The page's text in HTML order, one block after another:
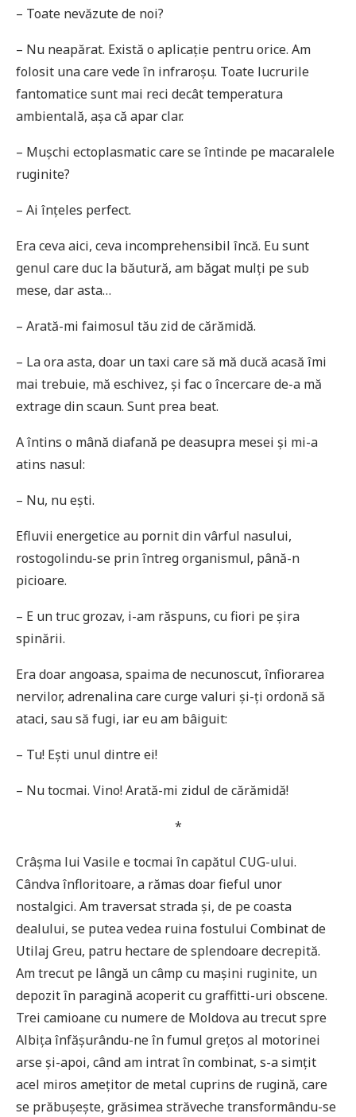
– Toate nevăzute de noi?
– Nu neapărat. Există o aplicație pentru orice. Am
folosit una care vede în infraroșu. Toate lucrurile
fantomatice sunt mai reci decât temperatura
ambientală, așa că apar clar.
– Mușchi ectoplasmatic care se întinde pe macaralele
ruginite?
– Ai înțeles perfect.
Era ceva aici, ceva incomprehensibil încă. Eu sunt
genul care duc la băutură, am băgat mulți pe sub
mese, dar asta…
– Arată-mi faimosul tău zid de cărămidă.
– La ora asta, doar un taxi care să mă ducă acasă îmi
mai trebuie, mă eschivez, și fac o încercare de-a mă
extrage din scaun. Sunt prea beat.
A întins o mână diafană pe deasupra mesei și mi-a
atins nasul:
– Nu, nu ești.
Efluvii energetice au pornit din vârful nasului,
rostogolindu-se prin întreg organismul, până-n
picioare.
– E un truc grozav, i-am răspuns, cu fiori pe șira
spinării.
Era doar angoasa, spaima de necunoscut, înfiorarea
nervilor, adrenalina care curge valuri și-ți ordonă să
ataci, sau să fugi, iar eu am bâiguit:
– Tu! Ești unul dintre ei!
– Nu tocmai. Vino! Arată-mi zidul de cărămidă!
*
Crâșma lui Vasile e tocmai în capătul CUG-ului.
Cândva înfloritoare, a rămas doar fieful unor
nostalgici. Am traversat strada și, de pe coasta
dealului, se putea vedea ruina fostului Combinat de
Utilaj Greu, patru hectare de splendoare decrepită.
Am trecut pe lângă un câmp cu mașini ruginite, un
depozit în paragină acoperit cu graffitti-uri obscene.
Trei camioane cu numere de Moldova au trecut spre
Albița înfășurându-ne în fumul grețos al motorinei
arse și-apoi, când am intrat în combinat, s-a simțit
acel miros amețitor de metal cuprins de rugină, care
se prăbușește, grăsimea străveche transformându-se